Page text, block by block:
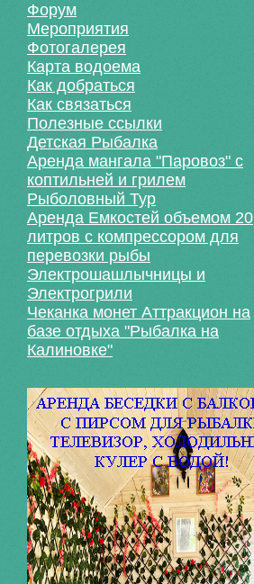
Форум
Мероприятия
Фотогалерея
Карта водоема
Как добраться
Как связаться
Полезные ссылки
Детская Рыбалка
Аренда мангала "Паровоз" с
коптильней и грилем
Рыболовный Тур
Аренда Емкостей объемом 20
литров с компрессором для
перевозки рыбы
Электрошашлычницы и
Электрогрили
Чеканка монет Аттракцион на
базе отдыха "Рыбалка на
Калиновке"